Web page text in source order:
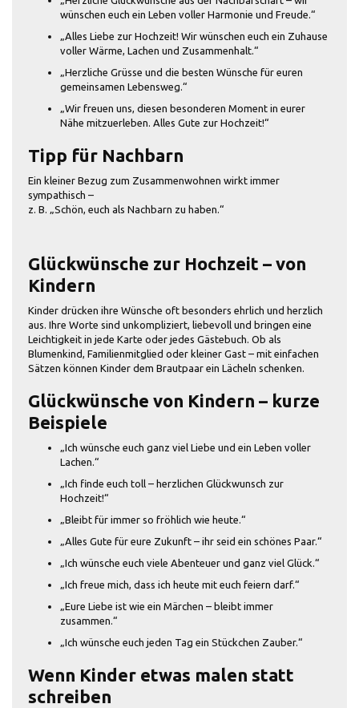
wünschen euch ein Leben voller Harmonie und Freude.“
„Alles Liebe zur Hochzeit! Wir wünschen euch ein Zuhause
voller Wärme, Lachen und Zusammenhalt.“
„Herzliche Grüsse und die besten Wünsche für euren
gemeinsamen Lebensweg.“
„Wir freuen uns, diesen besonderen Moment in eurer
Nähe mitzuerleben. Alles Gute zur Hochzeit!“
Tipp für Nachbarn
Ein kleiner Bezug zum Zusammenwohnen wirkt immer
sympathisch –
z. B. „Schön, euch als Nachbarn zu haben.“
Glückwünsche zur Hochzeit – von
Kindern
Kinder drücken ihre Wünsche oft besonders ehrlich und herzlich
aus. Ihre Worte sind unkompliziert, liebevoll und bringen eine
Leichtigkeit in jede Karte oder jedes Gästebuch. Ob als
Blumenkind, Familienmitglied oder kleiner Gast – mit einfachen
Sätzen können Kinder dem Brautpaar ein Lächeln schenken.
Glückwünsche von Kindern – kurze
Beispiele
„Ich wünsche euch ganz viel Liebe und ein Leben voller
Lachen.“
„Ich finde euch toll – herzlichen Glückwunsch zur
Hochzeit!“
„Bleibt für immer so fröhlich wie heute.“
„Alles Gute für eure Zukunft – ihr seid ein schönes Paar.“
„Ich wünsche euch viele Abenteuer und ganz viel Glück.“
„Ich freue mich, dass ich heute mit euch feiern darf.“
„Eure Liebe ist wie ein Märchen – bleibt immer
zusammen.“
„Ich wünsche euch jeden Tag ein Stückchen Zauber.“
Wenn Kinder etwas malen statt
schreiben